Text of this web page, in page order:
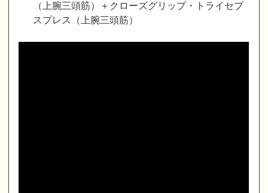
（上腕三頭筋）＋クローズグリップ・トライセプ
スプレス（上腕三頭筋）